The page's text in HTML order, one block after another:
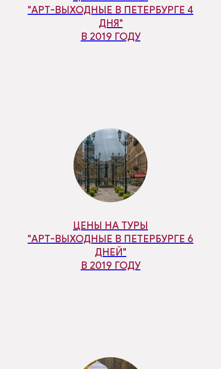
"АРТ-ВЫХОДНЫЕ В ПЕТЕРБУРГЕ 4
ДНЯ"
В 2019 ГОДУ
ЦЕНЫ НА ТУРЫ
"АРТ-ВЫХОДНЫЕ В ПЕТЕРБУРГЕ 6
ДНЕЙ"
В 2019 ГОДУ